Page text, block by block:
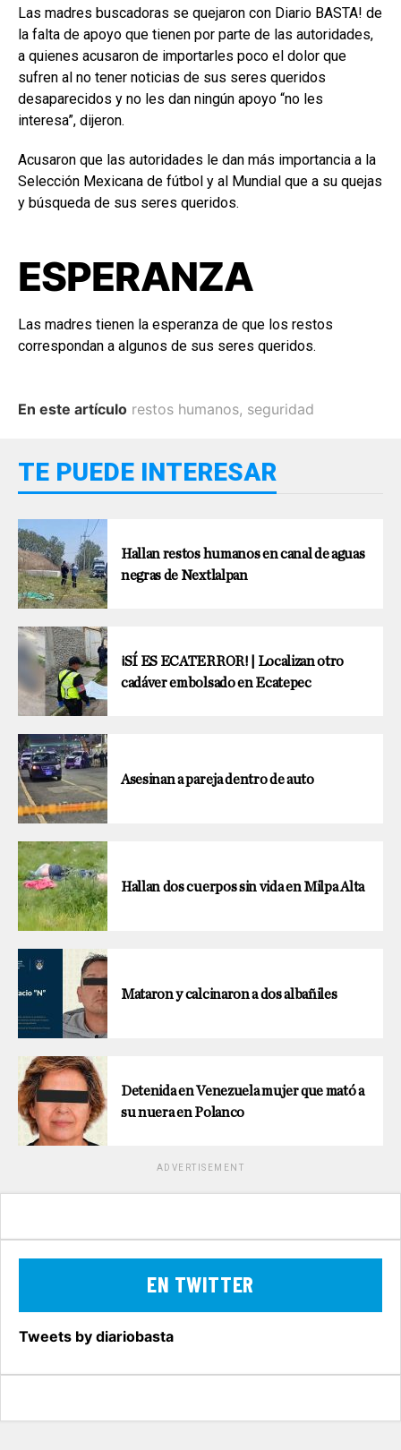
Las madres buscadoras se quejaron con Diario BASTA! de
la falta de apoyo que tienen por parte de las autoridades,
a quienes acusaron de importarles poco el dolor que
sufren al no tener noticias de sus seres queridos
desaparecidos y no les dan ningún apoyo “no les
interesa”, dijeron.
Acusaron que las autoridades le dan más importancia a la
Selección Mexicana de fútbol y al Mundial que a su quejas
y búsqueda de sus seres queridos.
ESPERANZA
Las madres tienen la esperanza de que los restos
correspondan a algunos de sus seres queridos.
En este artículo restos humanos, seguridad
TE PUEDE INTERESAR
Hallan restos humanos en canal de aguas
negras de Nextlalpan
¡SÍ ES ECATERROR! | Localizan otro
cadáver embolsado en Ecatepec
Asesinan a pareja dentro de auto
Hallan dos cuerpos sin vida en Milpa Alta
Mataron y calcinaron a dos albañiles
Detenida en Venezuela mujer que mató a
su nuera en Polanco
ADVERTISEMENT
EN TWITTER
Tweets by diariobasta